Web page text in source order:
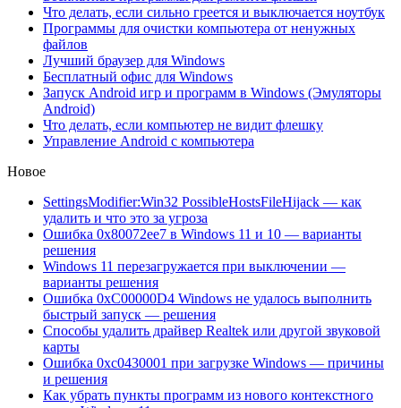
Что делать, если сильно греется и выключается ноутбук
Программы для очистки компьютера от ненужных
файлов
Лучший браузер для Windows
Бесплатный офис для Windows
Запуск Android игр и программ в Windows (Эмуляторы
Android)
Что делать, если компьютер не видит флешку
Управление Android с компьютера
Новое
SettingsModifier:Win32 PossibleHostsFileHijack — как
удалить и что это за угроза
Ошибка 0x80072ee7 в Windows 11 и 10 — варианты
решения
Windows 11 перезагружается при выключении —
варианты решения
Ошибка 0xC00000D4 Windows не удалось выполнить
быстрый запуск — решения
Способы удалить драйвер Realtek или другой звуковой
карты
Ошибка 0xc0430001 при загрузке Windows — причины
и решения
Как убрать пункты программ из нового контекстного